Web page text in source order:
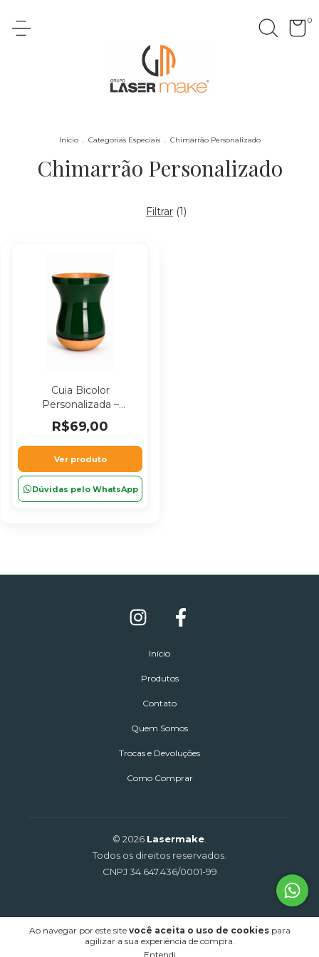
0
Ao navegar por este site você aceita o uso de cookiespara
agilizar a sua experiência de compra.
Entendi
Início . Categorias Especiais . Chimarrão Personalizado
Chimarrão Personalizado
Filtrar (1)
Cuia Bicolor
Personalizada –
Chimarrão
Personalizado
R$69,00
Ver produto
Dúvidas pelo WhatsApp
Início
Produtos
Contato
Quem Somos
Trocas e Devoluções
Como Comprar
© 2026 Lasermake
Todos os direitos reservados.
CNPJ 34.647.436/0001-99